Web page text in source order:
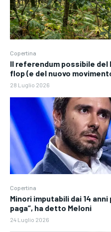
Copertina
Il referendum possibile
flop (e del nuovo
28 Luglio 2026
Copertina
Minori imputabili dai 14
paga”, ha detto Meloni
24 Luglio 2026